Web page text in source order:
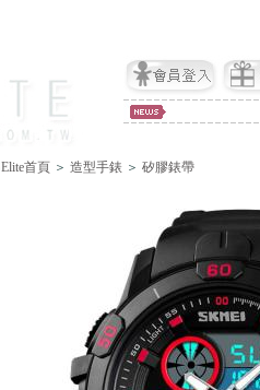
首頁 ＞ 造型手錶 ＞ 矽膠錶帶